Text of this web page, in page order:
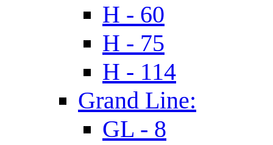
H - 60
H - 75
H - 114
Grand Line:
GL - 8